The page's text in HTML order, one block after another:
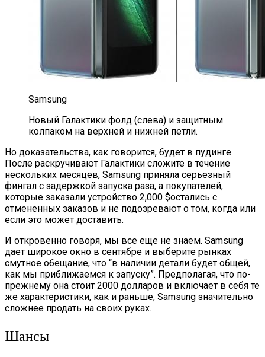
Samsung
Новый Галактики фолд (слева) и защитным
колпаком на верхней и нижней петли.
Но доказательства, как говорится, будет в пудинге.
После раскручивают Галактики сложите в течение
нескольких месяцев, Samsung приняла серьезный
фингал с задержкой запуска раза, а покупателей,
которые заказали устройство 2,000 $остались с
отмененных заказов и не подозревают о том, когда или
если это может доставить.
И откровенно говоря, мы все еще не знаем. Samsung
дает широкое окно в сентябре и выберите рынках
смутное обещание, что “в наличии детали будет общей,
как мы приближаемся к запуску”. Предполагая, что по-
прежнему она стоит 2000 долларов и включает в себя те
же характеристики, как и раньше, Samsung значительно
сложнее продать на своих руках.
Шансы